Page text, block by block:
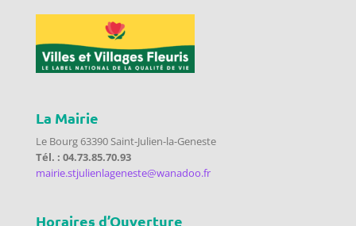
La Mairie
Le Bourg 63390 Saint-Julien-la-Geneste
Tél. : 04.73.85.70.93
mairie.stjulienlageneste@wanadoo.fr
Horaires d’Ouverture